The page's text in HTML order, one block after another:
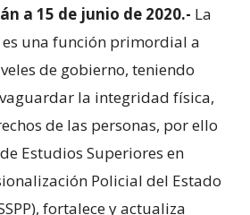
a 15 de junio de 2020.- La
una función primordial a
de gobierno, teniendo
la integridad física,
de las personas, por ello
Estudios Superiores en
Policial del Estado
fortalece y actualiza